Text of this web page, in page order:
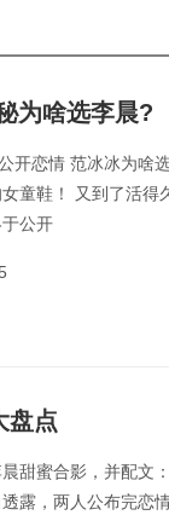
为啥选李晨?
开恋情 范冰冰为啥
童鞋！ 又到了活得
公开
盘点
甜蜜合影，并配文
露，两人公布完恋